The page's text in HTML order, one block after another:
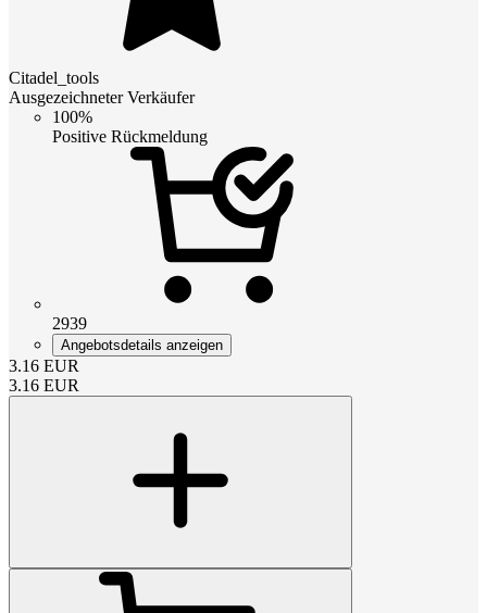
Citadel_tools
Ausgezeichneter Verkäufer
100%
Positive Rückmeldung
2939
Angebotsdetails anzeigen
3.16 EUR
3.16 EUR